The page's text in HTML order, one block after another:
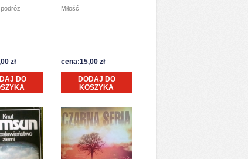
zł
DO
Miłość
cena:15,00 zł
DODAJ DO
KOSZYKA